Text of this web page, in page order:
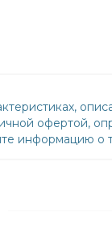
офертой,
информацию